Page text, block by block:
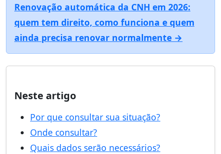
Renovação automática da CNH em 2026:
quem tem direito, como funciona e quem
ainda precisa renovar normalmente →
Neste artigo
Por que consultar sua situação?
Onde consultar?
Quais dados serão necessários?